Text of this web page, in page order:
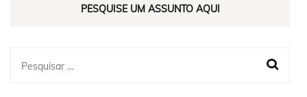
PESQUISE UM ASSUNTO AQUI